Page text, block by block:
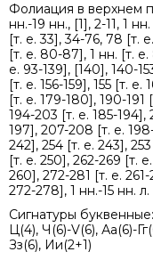
Фолиация в верхнем
нн.-19 нн., [1], 2-11, 1
[т. е. 33], 34-76, 78 [т.
[т. е. 80-87], 1 нн. [т.
е. 93-139], [140], 140-
[т. е. 156-159], 155 [т.
[т. е. 179-180], 190-191
194-203 [т. е. 185-194],
197], 207-208 [т. е.
242], 254 [т. е. 243],
[т. е. 250], 262-269 [т.
260], 272-281 [т. е.
272-278], 1 нн.-15 нн. л.
Сигнатуры
Ц(4), Ч(6)-V(6), Аа(6)-
Зз(6), Ии(2+1)